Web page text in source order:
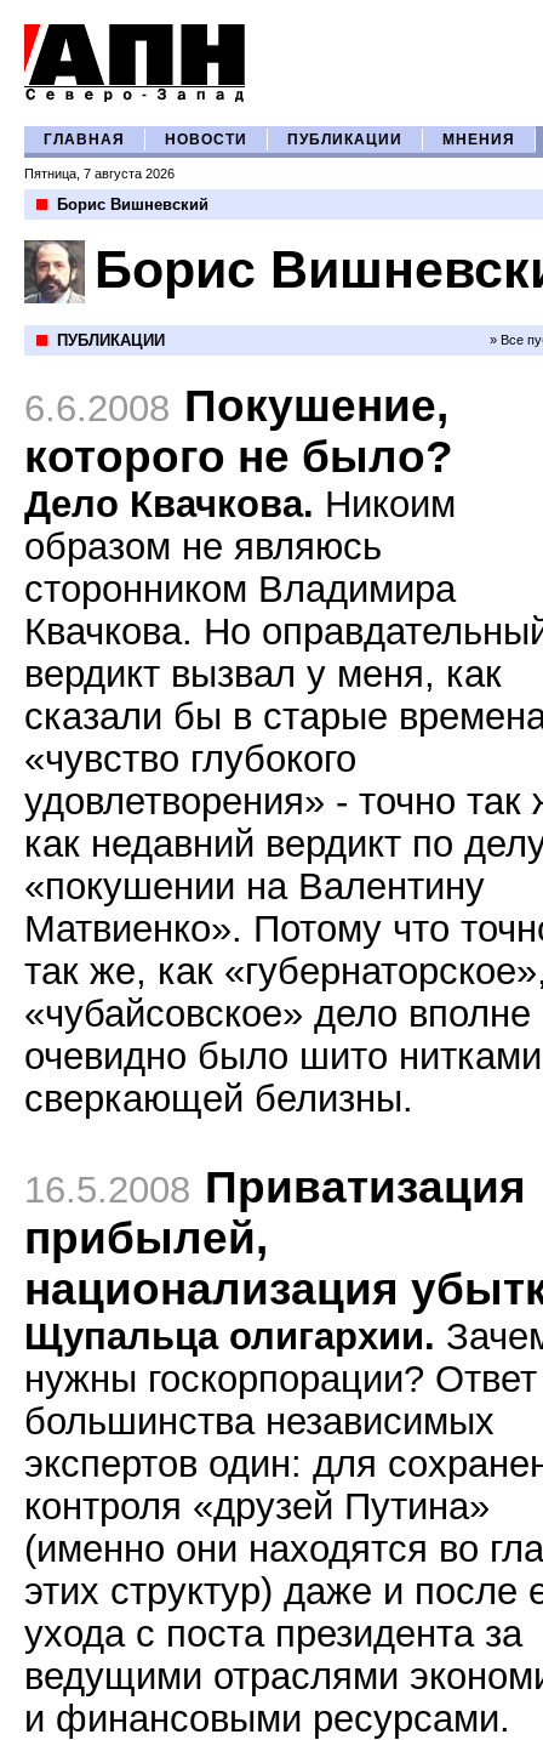
ГЛАВНАЯ НОВОСТИ ПУБЛИКАЦИИ МНЕНИЯ
Пятница, 7 августа 2026
Борис Вишневский
Борис
ПУБЛИКАЦИИ » Все
6.6.2008 Покушение,
которого не было?
Дело Квачкова. Никоим
образом не являюсь
сторонником Владимира
Квачкова. Но
вердикт вызвал у меня, как
сказали бы в старые
«чувство глубокого
удовлетворения» - точно так
как недавний вердикт по
«покушении на Валентину
Матвиенко». Потому что
так же, как
«чубайсовское» дело вполне
очевидно было шито нитками
сверкающей белизны.
16.5.2008 Приватизация
прибылей,
национализация
Щупальца олигархии.
нужны госкорпорации?
большинства независимых
экспертов один: для
контроля «друзей Путина»
(именно они находятся во
этих структур) даже и после
ухода с поста президента за
ведущими отраслями
и финансовыми ресурсами.